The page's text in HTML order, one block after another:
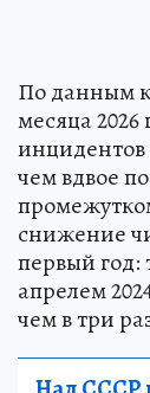
По данным
месяца 2026
инцидентов
чем вдвое
снижение
первый год:
апрелем
чем в три